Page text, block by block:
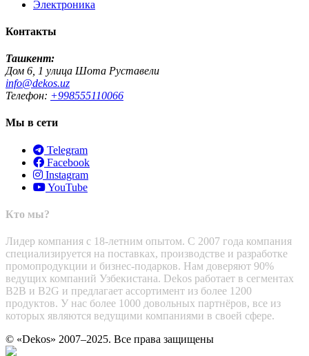
Электроника
Контакты
Ташкент:
Дом 6, 1 улица Шота Руставели
info@dekos.uz
Телефон: +998555110066
Мы в сети
Telegram
Facebook
Instagram
YouTube
Кто мы?
Лидер компания с 18-летним опытом. С 2007 года компания
специализируется на поставках, производстве и разработке
промопродукции и бизнес-подарков. Нам доверяют 90%
ведущих компаний Узбекистана. Dekos работает в сегментах
B2B и B2G и предлагает ассортимент из более 1200
продуктов. У нас более 1000 довольных партнёров, все из
которых являются ведущими компаниями в своей сфере.
© «Dekos» 2007–2025. Все права защищены